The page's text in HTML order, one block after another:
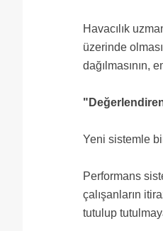
Havacılık
üzerinde
dağılmasının,
Yeni sistemle
Performans
çalışanların
tutulup